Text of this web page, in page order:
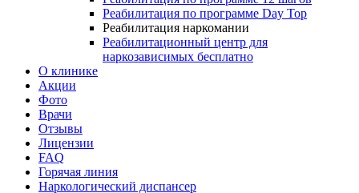
Реабилитация по программе Day Top
Реабилитация наркомании
Реабилитационный центр для
наркозависимых бесплатно
О клинике
Акции
Фото
Врачи
Отзывы
Лицензии
FAQ
Горячая линия
Наркологический диспансер